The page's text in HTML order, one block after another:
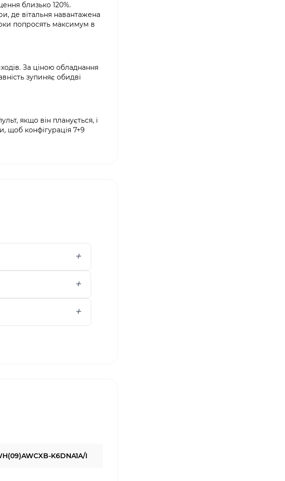
близько 120%.
де вітальня навантажена
попросять максимум в
За ціною обладнання
зупиняє обидві
якщо він планується, і
щоб конфігурація 7+9
K6DNA1A/I